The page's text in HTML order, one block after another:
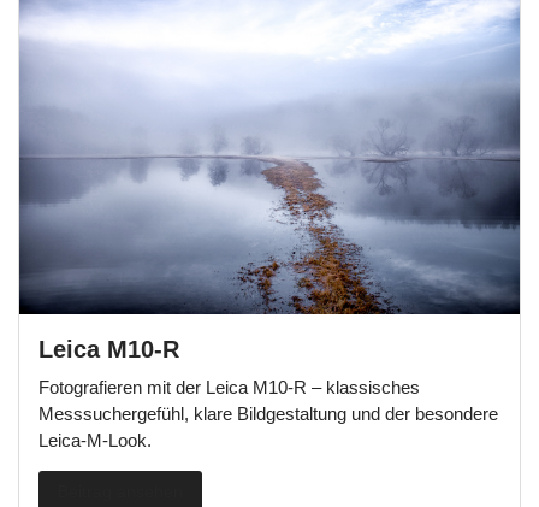
Leica M10-R
Fotografieren mit der Leica M10-R – klassisches
Messsuchergefühl, klare Bildgestaltung und der besondere
Leica-M-Look.